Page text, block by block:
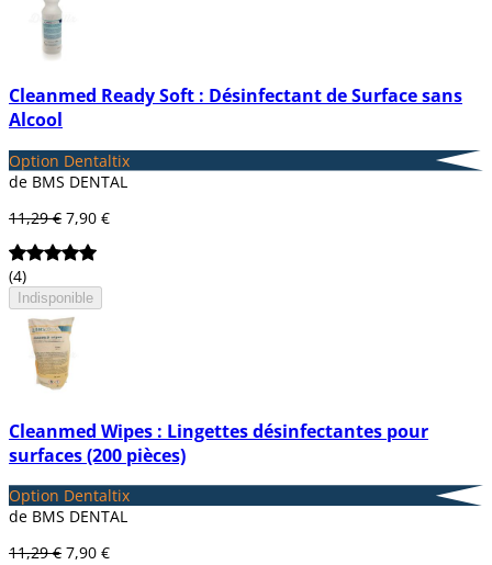
Cleanmed Ready Soft : Désinfectant de Surface sans
Alcool
Option Dentaltix
de BMS DENTAL
11,29 € 7,90 €
(4)
Indisponible
Cleanmed Wipes : Lingettes désinfectantes pour
surfaces (200 pièces)
Option Dentaltix
de BMS DENTAL
11,29 € 7,90 €